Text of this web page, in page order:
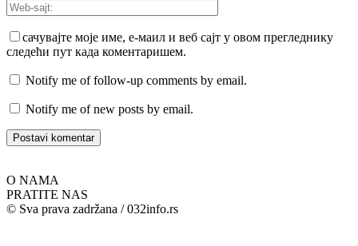
сачувајте моје име, е-маил и веб сајт у овом прегледнику
следећи пут када коментаришем.
Notify me of follow-up comments by email.
Notify me of new posts by email.
O NAMA
PRATITE NAS
© Sva prava zadržana / 032info.rs